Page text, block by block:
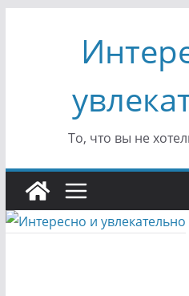
содержимому
То, что вы не